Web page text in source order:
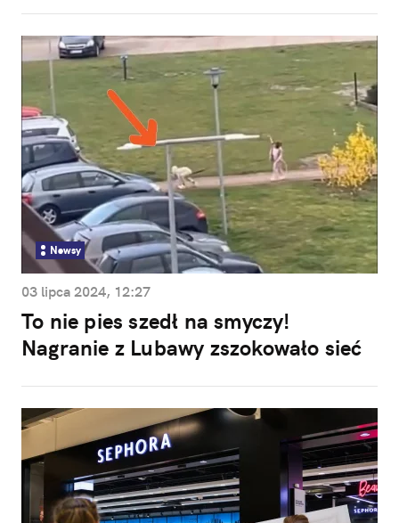
Newsy
03 lipca 2024, 12:27
To nie pies szedł na smyczy!
Nagranie z Lubawy zszokowało sieć